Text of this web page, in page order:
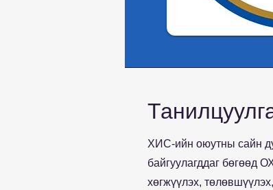
ХИС-ийн оюутны сайн
байгуулагддаг бөгөөд
хөгжүүлэх,